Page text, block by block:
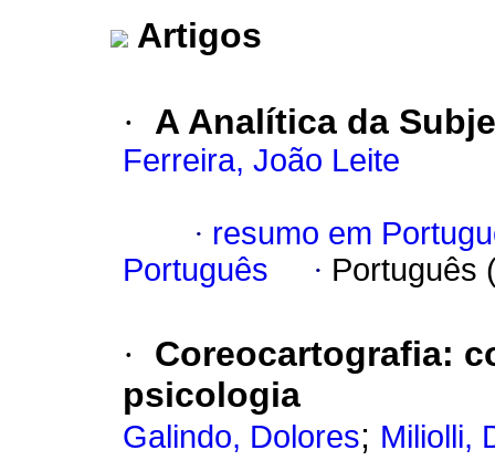
Artigos
· A Analítica da
Ferreira, João Leite
· resumo em
Português
· Português
· Coreocartografia:
psicologia
Galindo, Dolores; Miliolli,